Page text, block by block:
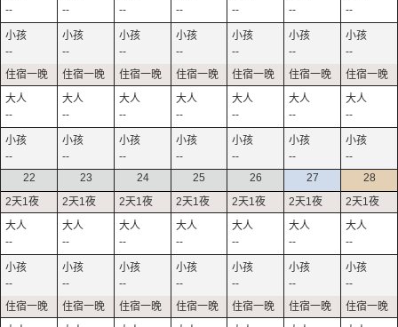
--
--
--
--
--
--
--
--
--
--
--
--
--
--
--
--
--
--
--
--
--
--
--
--
--
--
--
--
22
--
--
23
--
--
24
--
--
25
--
--
26
--
--
27
--
--
28
--
--